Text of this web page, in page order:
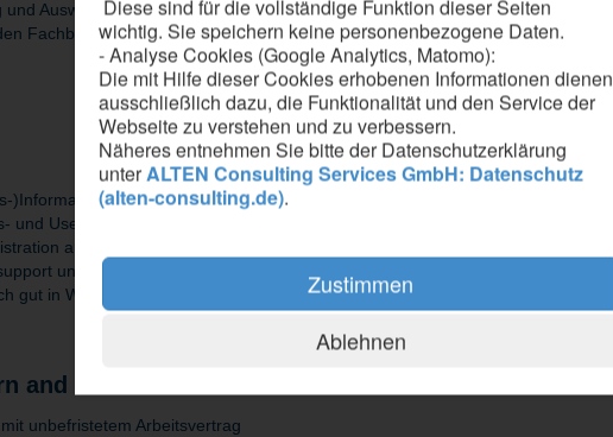
Diese sind für die vollständige Funktion dieser Seiten
wichtig. Sie speichern keine personenbezogene Daten.
- Analyse Cookies (Google Analytics, Matomo):
Die mit Hilfe dieser Cookies erhobenen Informationen dienen
ausschließlich dazu, die Funktionalität und den Service der
Webseite zu verstehen und zu verbessern.
Näheres entnehmen Sie bitte der Datenschutzerklärung
unterALTEN Consulting Services GmbH: Datenschutz
(alten-consulting.de).
Zustimmen
Ablehnen
Auswertung von Systemtests nach Updates
Fachbereichen auf und dokumentierst sie
)Informatik, Ingenieurwesen oder eine vergleichbare Qualifikation abgeschlossen
und Usermanagement, idealerweise mit SAP
aus und verstehst produktionsnahe IT-Systeme
und Kommunikation mit Fachbereichen
gut in Wort und Schrift
and thrive
unbefristetem Arbeitsvertrag